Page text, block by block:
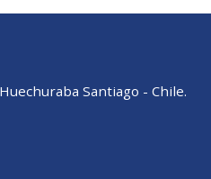
Santiago - Chile.